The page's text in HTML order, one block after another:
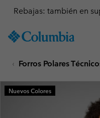
TO
SKIP
MAIN
NAV
Rebajas: también en
Forros Polares
Nuevos Colores